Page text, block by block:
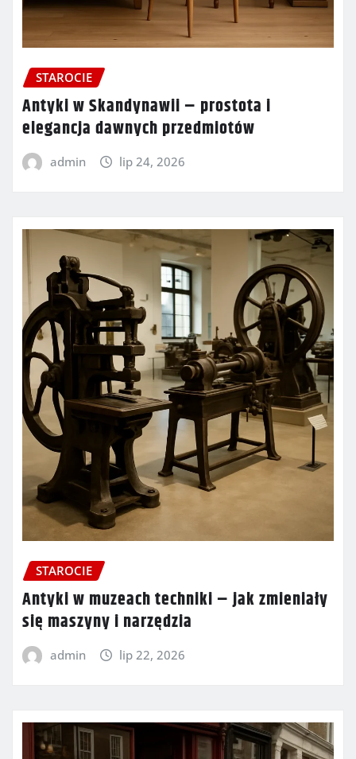
STAROCIE
Antyki w Skandynawii – prostota i
elegancja dawnych przedmiotów
admin lip 24, 2026
STAROCIE
Antyki w muzeach techniki – jak zmieniały
się maszyny i narzędzia
admin lip 22, 2026